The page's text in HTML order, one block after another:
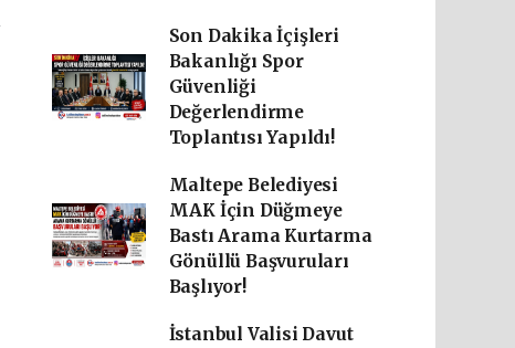
Son Dakika İçişleri
Bakanlığı Spor
Güvenliği
Değerlendirme
Toplantısı Yapıldı!
Maltepe Belediyesi
MAK İçin Düğmeye
Bastı Arama Kurtarma
Gönüllü Başvuruları
Başlıyor!
İstanbul Valisi Davut